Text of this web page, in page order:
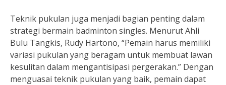
Teknik pukulan juga menjadi bagian penting dalam
strategi bermain badminton singles. Menurut Ahli
Bulu Tangkis, Rudy Hartono, “Pemain harus memiliki
variasi pukulan yang beragam untuk membuat lawan
kesulitan dalam mengantisipasi pergerakan.” Dengan
menguasai teknik pukulan yang baik, pemain dapat